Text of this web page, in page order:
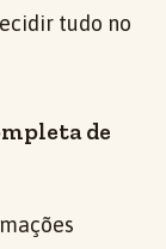
tudo no
de